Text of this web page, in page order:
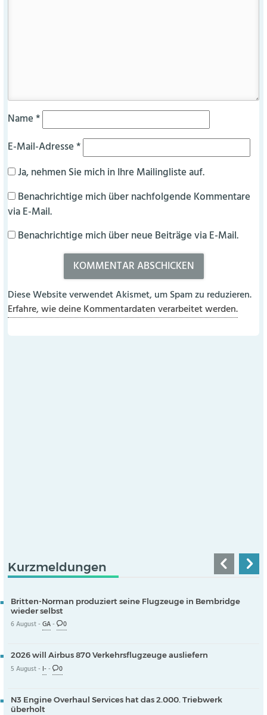
Name*
E-Mail-Adresse*
Ja, nehmen Sie mich in Ihre Mailingliste auf.
Benachrichtige mich über nachfolgende Kommentare
via E-Mail.
Benachrichtige mich über neue Beiträge via E-Mail.
Diese Website verwendet Akismet, um Spam zu reduzieren.
Erfahre, wie deine Kommentardaten verarbeitet werden.
Kurzmeldungen
Britten-Norman produziert seine Flugzeuge in Bembridge
wieder selbst
6 August -GA- 0
2026 will Airbus 870 Verkehrsflugzeuge ausliefern
5 August - I-- 0
N3 Engine Overhaul Services hat das 2.000. Triebwerk
überholt